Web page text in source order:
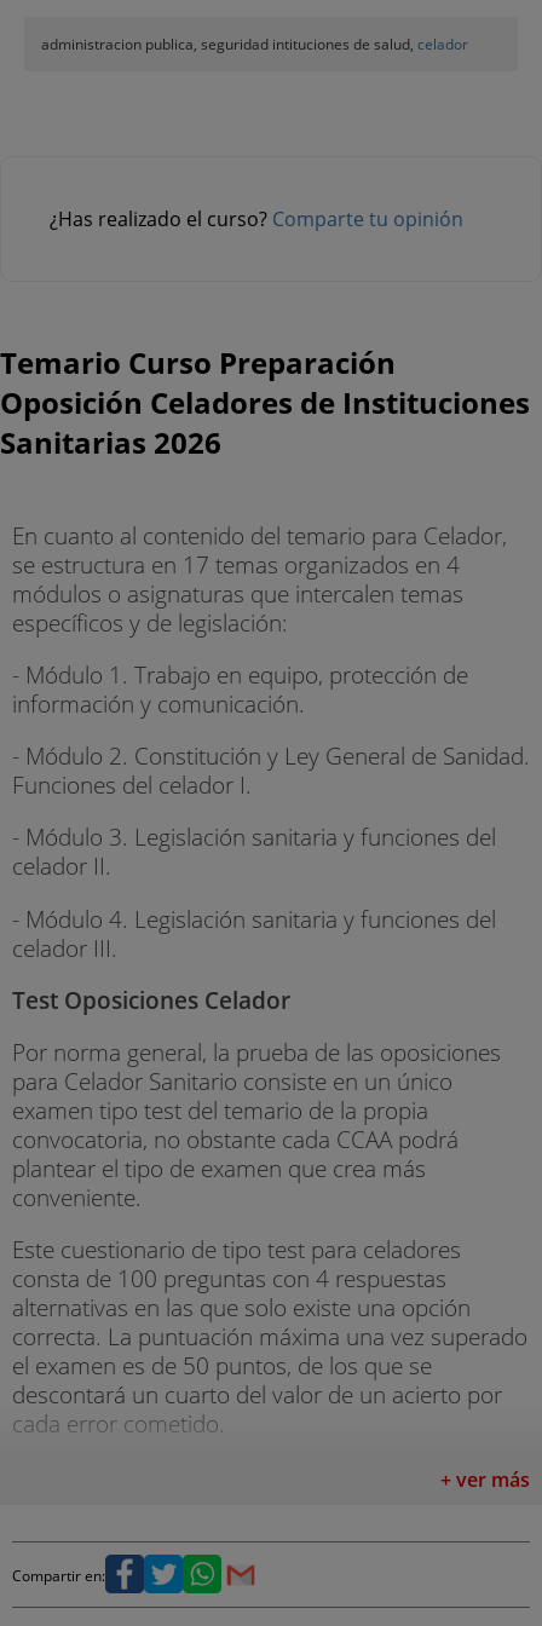
administracion publica, seguridad intituciones de salud, celador
¿Has realizado el curso? Comparte tu opinión
Temario Curso Preparación
Oposición Celadores de Instituciones
Sanitarias 2026
En cuanto al contenido del temario para Celador,
se estructura en 17 temas organizados en 4
módulos o asignaturas que intercalen temas
específicos y de legislación:
- Módulo 1. Trabajo en equipo, protección de
información y comunicación.
- Módulo 2. Constitución y Ley General de Sanidad.
Funciones del celador I.
- Módulo 3. Legislación sanitaria y funciones del
celador II.
- Módulo 4. Legislación sanitaria y funciones del
celador III.
Test Oposiciones Celador
Por norma general, la prueba de las oposiciones
para Celador Sanitario consiste en un único
examen tipo test del temario de la propia
convocatoria, no obstante cada CCAA podrá
plantear el tipo de examen que crea más
conveniente.
Este cuestionario de tipo test para celadores
consta de 100 preguntas con 4 respuestas
alternativas en las que solo existe una opción
correcta. La puntuación máxima una vez superado
el examen es de 50 puntos, de los que se
descontará un cuarto del valor de un acierto por
cada error cometido.
Oposiciones Celadores Servicios Sanitarios
las Oposiciones Celador en España:
- Oposiciones Celador SAS (Andalucía)
+ ver más
Compartir en: